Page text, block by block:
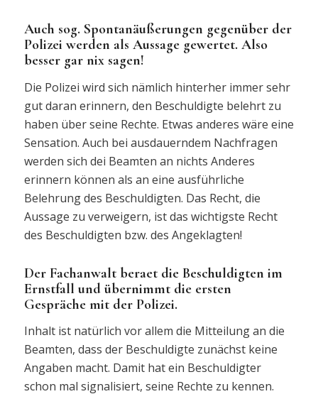
Auch sog. Spontanäußerungen gegenüber der
Polizei werden als Aussage gewertet. Also
besser gar nix sagen!
Die Polizei wird sich nämlich hinterher immer sehr
gut daran erinnern, den Beschuldigte belehrt zu
haben über seine Rechte. Etwas anderes wäre eine
Sensation. Auch bei ausdauerndem Nachfragen
werden sich dei Beamten an nichts Anderes
erinnern können als an eine ausführliche
Belehrung des Beschuldigten. Das Recht, die
Aussage zu verweigern, ist das wichtigste Recht
des Beschuldigten bzw. des Angeklagten!
Der Fachanwalt beraet die Beschuldigten im
Ernstfall und übernimmt die ersten
Gespräche mit der Polizei.
Inhalt ist natürlich vor allem die Mitteilung an die
Beamten, dass der Beschuldigte zunächst keine
Angaben macht. Damit hat ein Beschuldigter
schon mal signalisiert, seine Rechte zu kennen.